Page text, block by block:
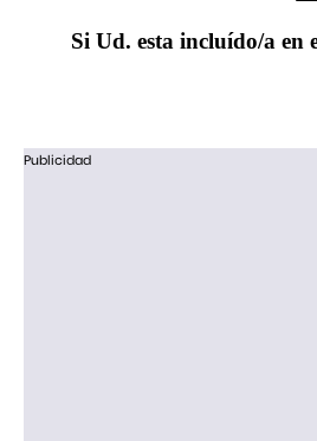
Si Ud. esta incluído/a en
Publicidad